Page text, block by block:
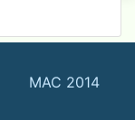
МАС 2014